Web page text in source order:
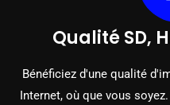
Qualité SD,
Bénéficiez d'une qualité
Internet, où que vous